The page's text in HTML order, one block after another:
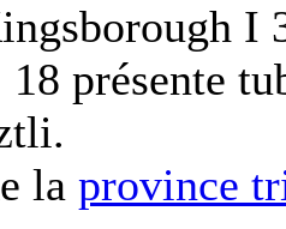
I
présente
la province